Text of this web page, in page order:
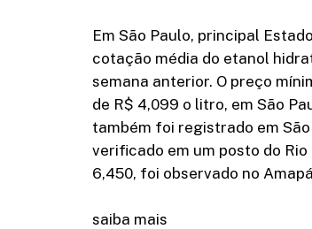
Em São Paulo, principal
cotação média do etanol
semana anterior. O preço
de R$ 4,099 o litro, em São
também foi registrado em
verificado em um posto do
6,450, foi observado no
saiba mais